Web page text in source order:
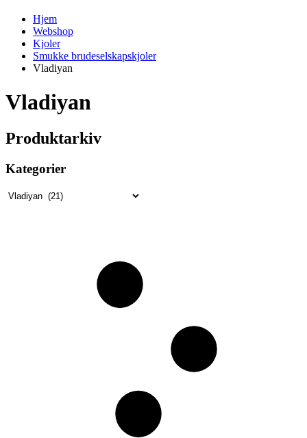
Hjem
Webshop
Kjoler
Smukke brudeselskapskjoler
Vladiyan
Vladiyan
Produktarkiv
Kategorier